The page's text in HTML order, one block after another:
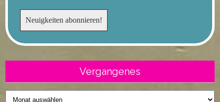
Vergangenes
Vergangenes